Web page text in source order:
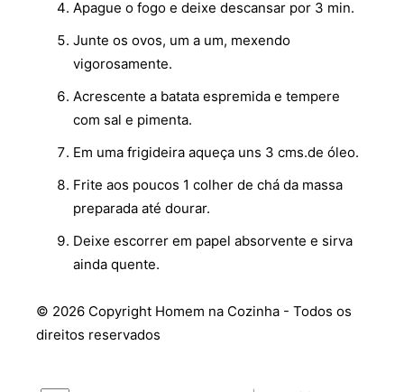
Apague o fogo e deixe descansar por 3 min.
Junte os ovos, um a um, mexendo
vigorosamente.
Acrescente a batata espremida e tempere
com sal e pimenta.
Em uma frigideira aqueça uns 3 cms.de óleo.
Frite aos poucos 1 colher de chá da massa
preparada até dourar.
Deixe escorrer em papel absorvente e sirva
ainda quente.
© 2026 Copyright Homem na Cozinha - Todos os
direitos reservados